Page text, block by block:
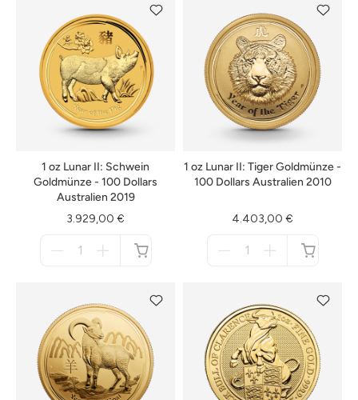
1 oz Lunar II: Schwein
Goldmünze - 100 Dollars
Australien 2019
3.929,00 €
1 oz Lunar II: Tiger Goldmünze -
100 Dollars Australien 2010
4.403,00 €